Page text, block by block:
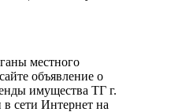
местного
объявление о
имущества ТГ г.
в сети Интернет на